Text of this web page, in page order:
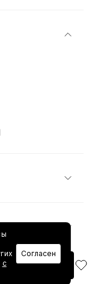
с
Согласен